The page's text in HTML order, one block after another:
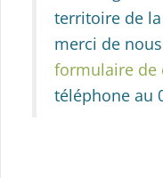
territoire de
merci de
formulaire de
téléphone au